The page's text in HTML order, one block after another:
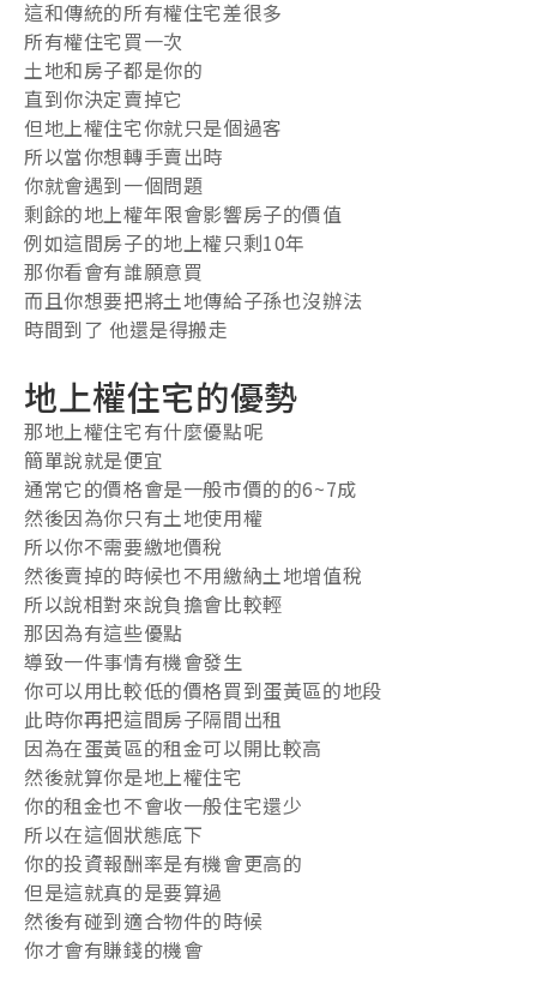
這和傳統的所有權住宅差很多
所有權住宅買一次
土地和房子都是你的
直到你決定賣掉它
但地上權住宅你就只是個過客
所以當你想轉手賣出時
你就會遇到一個問題
剩餘的地上權年限會影響房子的價值
例如這間房子的地上權只剩10年
那你看會有誰願意買
而且你想要把將土地傳給子孫也沒辦法
時間到了 他還是得搬走
地上權住宅的優勢
那地上權住宅有什麼優點呢
簡單說就是便宜
通常它的價格會是一般市價的的6~7成
然後因為你只有土地使用權
所以你不需要繳地價稅
然後賣掉的時候也不用繳納土地增值稅
所以說相對來說負擔會比較輕
那因為有這些優點
導致一件事情有機會發生
你可以用比較低的價格買到蛋黃區的地段
此時你再把這間房子隔間出租
因為在蛋黃區的租金可以開比較高
然後就算你是地上權住宅
你的租金也不會收一般住宅還少
所以在這個狀態底下
你的投資報酬率是有機會更高的
但是這就真的是要算過
然後有碰到適合物件的時候
你才會有賺錢的機會